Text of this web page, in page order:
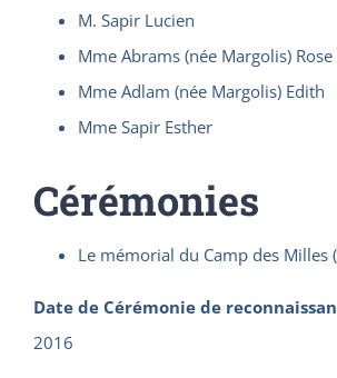
M. Sapir Lucien
Mme Abrams (née Margolis) Rose
Mme Adlam (née Margolis) Edith
Mme Sapir Esther
Cérémonies
Le mémorial du Camp des Milles
Date de Cérémonie de
2016